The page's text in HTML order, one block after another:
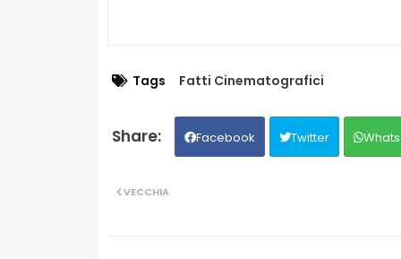
Tags Fatti Cinematografici
Facebook Twitter
VECCHIA